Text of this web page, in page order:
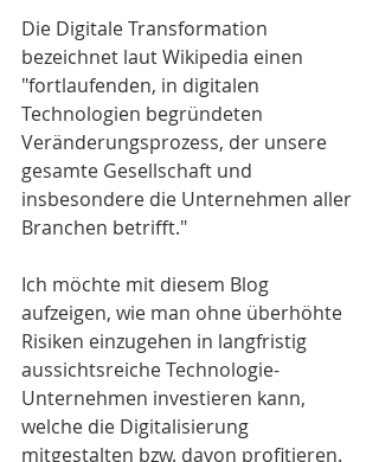
Die Digitale Transformation
bezeichnet laut Wikipedia einen
"fortlaufenden, in digitalen
Technologien begründeten
Veränderungsprozess, der unsere
gesamte Gesellschaft und
insbesondere die Unternehmen aller
Branchen betrifft."
Ich möchte mit diesem Blog
aufzeigen, wie man ohne überhöhte
Risiken einzugehen in langfristig
aussichtsreiche Technologie-
Unternehmen investieren kann,
welche die Digitalisierung
mitgestalten bzw. davon profitieren.